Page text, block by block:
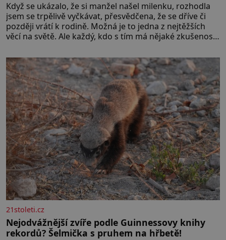
Když se ukázalo, že si manžel našel milenku, rozhodla
jsem se trpělivě vyčkávat, přesvědčena, že se dříve či
později vrátí k rodině. Možná je to jedna z nejtěžších
věcí na světě. Ale každý, kdo s tím má nějaké zkušenosti,
Když se ke mně doneslo, že si manžel pořídil milenku,
21stoleti.cz
Nejodvážnější zvíře podle Guinnessovy knihy
rekordů? Šelmička s pruhem na hřbetě!